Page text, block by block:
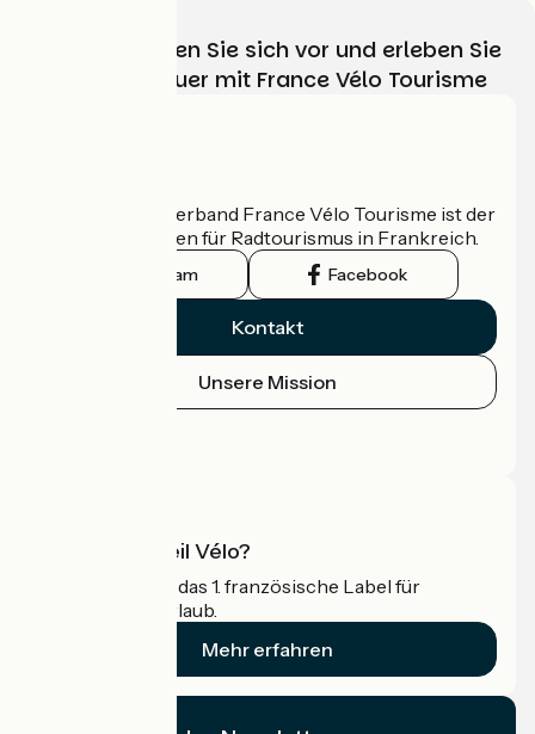
Wählen, bereiten Sie sich vor und erleben Sie
Ihr Radabenteuer mit France Vélo Tourisme
Der nationale Verband France Vélo Tourisme ist der
offizielle Leitfaden für Radtourismus in Frankreich.
Instagram Facebook
Kontakt
Unsere Mission
Was ist Accueil Vélo?
Accueil Vélo ist das 1. französische Label für
Radfahrer im Urlaub.
Mehr erfahren